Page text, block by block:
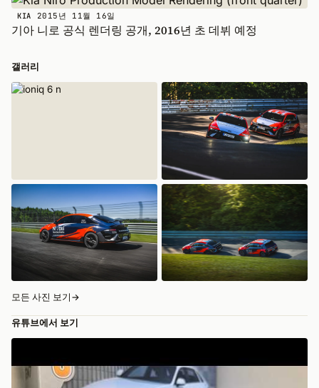
KIA 2015년 11월 16일
기아 니로 공식 렌더링 공개, 2016년 초 데뷔 예정
갤러리
모든 사진 보기 →
유튜브에서 보기